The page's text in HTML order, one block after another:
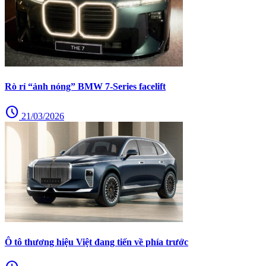
Rò rỉ “ảnh nóng” BMW 7-Series facelift
schedule 21/03/2026
Ô tô thương hiệu Việt đang tiến về phía trước